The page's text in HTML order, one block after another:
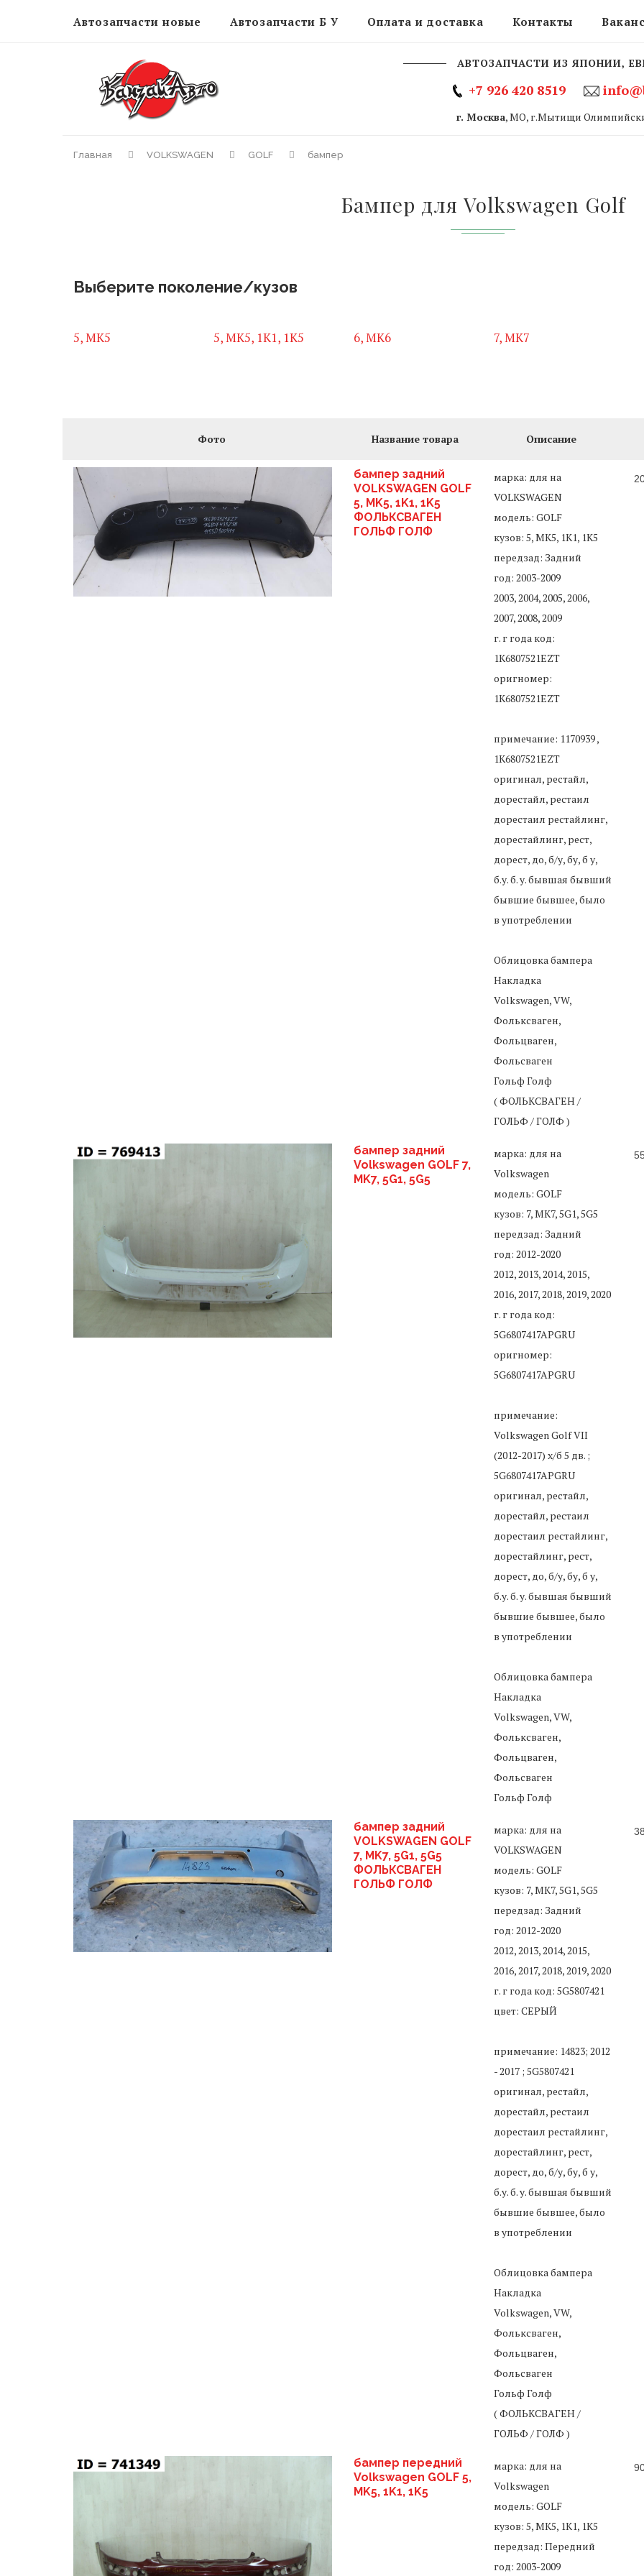
Автозапчасти новые Автозапчасти Б У Оплата и доставка Контакты
АВТОЗАПЧАСТИ ИЗ ЯПОНИИ,
+7 926 420 8519
г. Москва, МО, г.Мытищи
Главная VOLKSWAGEN GOLF бампер
Бампер для Volkswagen Golf
Выберите поколение/кузов
5, MK5 5, MK5, 1K1, 1K5 6, MK6 7, MK7
Фото Название товара Описание
бампер задний
VOLKSWAGEN GOLF
5, MK5, 1K1, 1K5
ФОЛЬКСВАГЕН
ГОЛЬФ ГОЛФ
марка: для на
VOLKSWAGEN
модель: GOLF
кузов: 5, MK5, 1K1, 1K5
передзад: Задний
год: 2003-2009
2003, 2004, 2005, 2006,
2007, 2008, 2009
г. г года код:
1K6807521EZT
оригномер:
1K6807521EZT
примечание: 1170939 ,
1K6807521EZT
оригинал, рестайл,
дорестайл, рестаил
дорестаил рестайлинг,
дорестайлинг, рест,
дорест, до, б/у, бу, б у,
б.у. б. у. бывшая бывший
бывшие бывшее, было
в употреблении
Облицовка бампера
Накладка
Volkswagen, VW,
Фольксваген,
Фольцваген,
Фольсваген
Гольф Голф
( ФОЛЬКСВАГЕН /
ГОЛЬФ / ГОЛФ )
бампер задний
Volkswagen GOLF 7,
MK7, 5G1, 5G5
марка: для на
Volkswagen
модель: GOLF
кузов: 7, MK7, 5G1, 5G5
передзад: Задний
год: 2012-2020
2012, 2013, 2014, 2015,
2016, 2017, 2018, 2019, 2020
г. г года код:
5G6807417APGRU
оригномер:
5G6807417APGRU
примечание:
Volkswagen Golf VII
(2012-2017) х/б 5 дв. ;
5G6807417APGRU
оригинал, рестайл,
дорестайл, рестаил
дорестаил рестайлинг,
дорестайлинг, рест,
дорест, до, б/у, бу, б у,
б.у. б. у. бывшая бывший
бывшие бывшее, было
в употреблении
Облицовка бампера
Накладка
Volkswagen, VW,
Фольксваген,
Фольцваген,
Фольсваген
Гольф Голф
бампер задний
VOLKSWAGEN GOLF
7, MK7, 5G1, 5G5
ФОЛЬКСВАГЕН
ГОЛЬФ ГОЛФ
марка: для на
VOLKSWAGEN
модель: GOLF
кузов: 7, MK7, 5G1, 5G5
передзад: Задний
год: 2012-2020
2012, 2013, 2014, 2015,
2016, 2017, 2018, 2019, 2020
г. г года код: 5G5807421
цвет: СЕРЫЙ
примечание: 14823; 2012
- 2017 ; 5G5807421
оригинал, рестайл,
дорестайл, рестаил
дорестаил рестайлинг,
дорестайлинг, рест,
дорест, до, б/у, бу, б у,
б.у. б. у. бывшая бывший
бывшие бывшее, было
в употреблении
Облицовка бампера
Накладка
Volkswagen, VW,
Фольксваген,
Фольцваген,
Фольсваген
Гольф Голф
( ФОЛЬКСВАГЕН /
ГОЛЬФ / ГОЛФ )
бампер передний
Volkswagen GOLF 5,
MK5, 1K1, 1K5
марка: для на
Volkswagen
модель: GOLF
кузов: 5, MK5, 1K1, 1K5
передзад: Передний
год: 2003-2009